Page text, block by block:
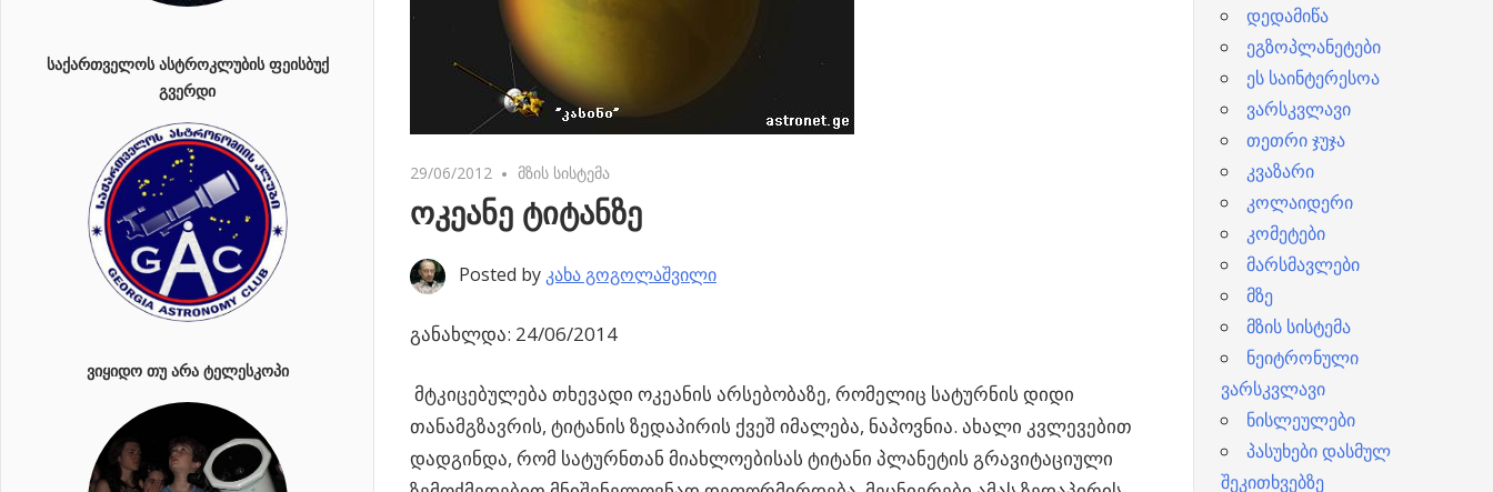
29/06/2012 No comments
მზის სისტემა
ოკეანე ტიტანზე
Posted by კახა გოგოლაშვილი
განახლდა: 24/06/2014
მტკიცებულება თხევადი ოკეანის არსებობაზე, რომელიც სატურნის დიდი
თანამგზავრის, ტიტანის ზედაპირის ქვეშ იმალება, ნაპოვნია. ახალი კვლევებით
დადგინდა, რომ სატურნთან მიახლოებისას ტიტანი პლანეტის გრავიტაციული
ᲡᲐᲥᲐᲠᲗᲕᲔᲚᲝᲡ ᲐᲡᲢᲠᲝᲙᲚᲣᲑᲘᲡ ᲤᲔᲘᲡᲑᲣᲥ
ᲒᲕᲔᲠᲓᲘ
ᲕᲘᲧᲘᲓᲝ ᲗᲣ ᲐᲠᲐ ᲢᲔᲚᲔᲡᲙᲝᲞᲘ
დედამიწა
ეგზოპლანეტები
ეს საინტერესოა
ვარსკვლავი
თეთრი ჯუჯა
კვაზარი
კოლაიდერი
კომეტები
მარსმავლები
მზე
მზის სისტემა
ნეიტრონული
ვარსკვლავი
ნისლეულები
პასუხები დასმულ
შეკითხვებზე